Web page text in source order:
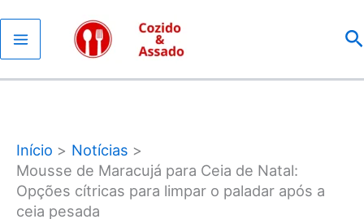
para
o
conteúdo
Início
Notícias
Mousse de Maracujá para Ceia de Natal:
Opções cítricas para limpar o paladar após a
ceia pesada